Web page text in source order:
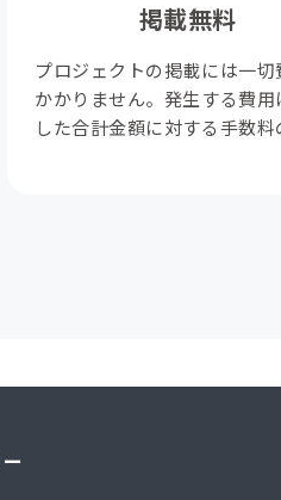
掲載無料
プロジェクトの掲載には一切
かかりません。発生する費用
した合計金額に対する手数料